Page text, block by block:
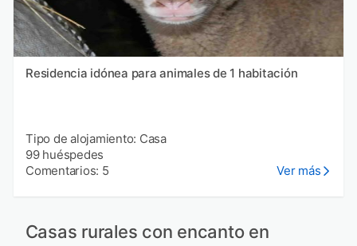
Residencia idónea para animales de 1 habitación
Tipo de alojamiento: Casa
99 huéspedes
Comentarios: 5
Ver más
Casas rurales con encanto en